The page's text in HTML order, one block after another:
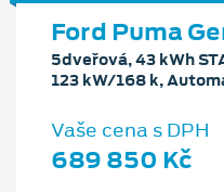
Ford Puma
5dveřová, 43 kWh
123 kW/168 k,
Vaše cena s DPH
689 850 Kč